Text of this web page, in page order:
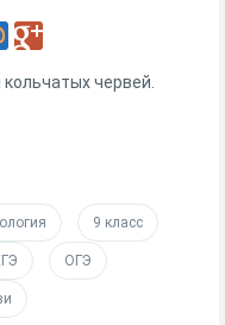
червей.
9 класс
ОГЭ